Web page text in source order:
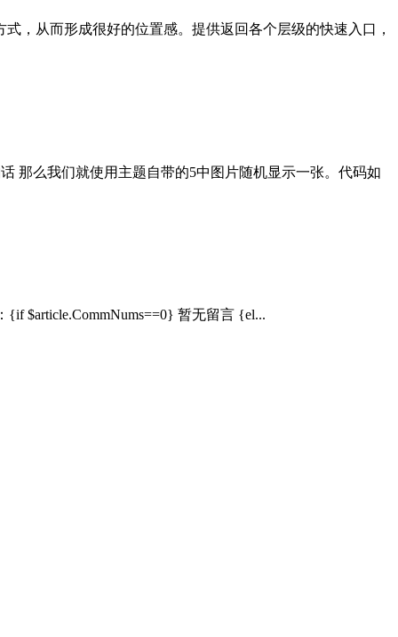
，从而形成很好的位置感。提供返回各个层级的快速入口，
那么我们就使用主题自带的5中图片随机显示一张。代码如
$article.CommNums==0} 暂无留言 {el...